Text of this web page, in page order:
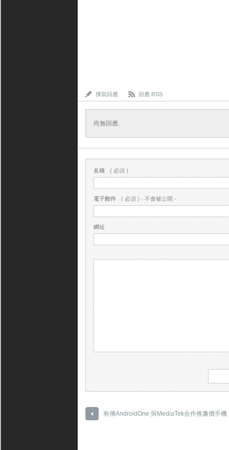
撰寫回應 回應 RSS
尚無回應.
名稱 ( 必須 )
電子郵件 ( 必須 ) - 不會被公開 -
網址
有傳AndroidOne 與MediaTek合作推廉價手機